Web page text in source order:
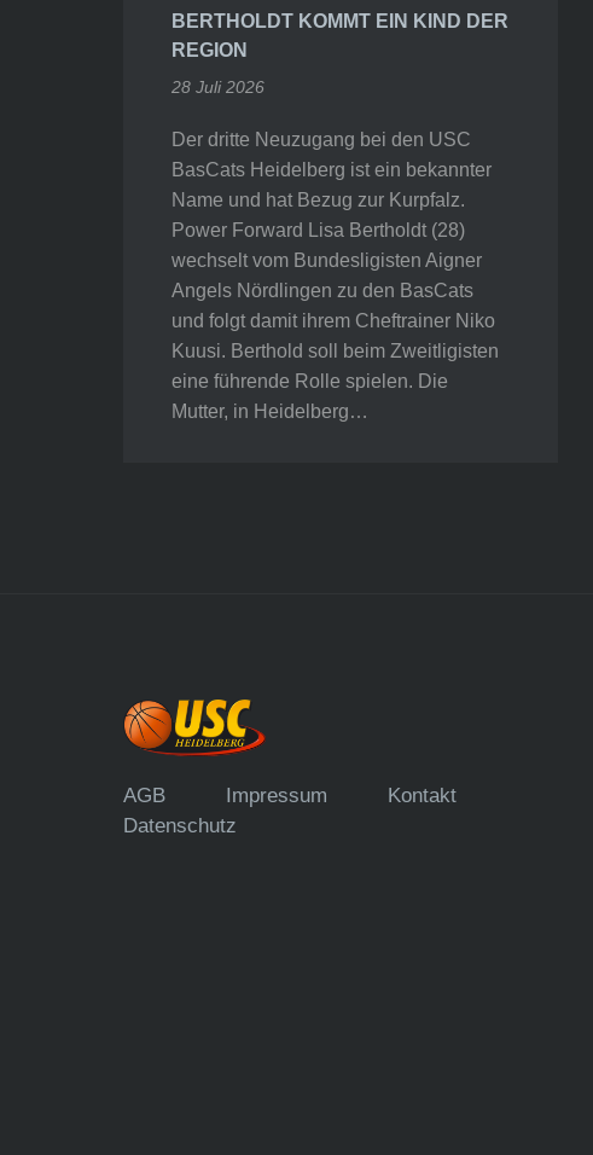
BERTHOLDT KOMMT EIN KIND DER
REGION
28 Juli 2026
Der dritte Neuzugang bei den USC
BasCats Heidelberg ist ein bekannter
Name und hat Bezug zur Kurpfalz.
Power Forward Lisa Bertholdt (28)
wechselt vom Bundesligisten Aigner
Angels Nördlingen zu den BasCats
und folgt damit ihrem Cheftrainer Niko
Kuusi. Berthold soll beim Zweitligisten
eine führende Rolle spielen. Die
Mutter, in Heidelberg…
AGB Impressum
Kontakt
Datenschutz